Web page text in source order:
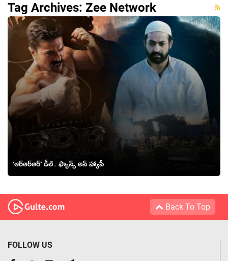
Tag Archives: Zee Network
‘ఆర్ఆర్ఆర్’ డీల్.. ఫ్యాన్స్ అన్ హ్యాపీ
Back To Top
FOLLOW US